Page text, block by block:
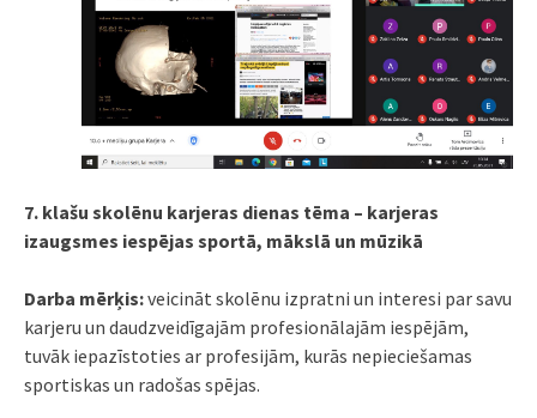
7. klašu skolēnu karjeras dienas tēma – karjeras
izaugsmes iespējas sportā, mākslā un mūzikā
Darba mērķis:veicināt skolēnu izpratni un interesi par savu
karjeru un daudzveidīgajām profesionālajām iespējām,
tuvāk iepazīstoties ar profesijām, kurās nepieciešamas
sportiskas un radošas spējas.